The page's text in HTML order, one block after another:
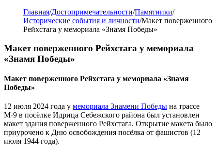
Главная/Достопримечательности/Памятники/
Исторические события и личности/Макет поверженного
Рейхстага у мемориала «Знамя Победы»
Макет поверженного Рейхстага у мемориала
«Знамя Победы»
Макет поверженного Рейхстага у мемориала «Знамя
Победы»
12 июля 2024 года у мемориала Знамени Победы на трассе
М-9 в посёлке Идрица Себежского района был установлен
макет здания поверженного Рейхстага. Открытие макета было
приурочено к Дню освобождения посёлка от фашистов (12
июля 1944 года).